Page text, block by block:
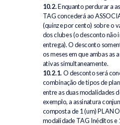
10.2.Enquanto perdurar a
TAG concederá ao
(quinze por cento) sobre o
dos clubes (o desconto não
entrega). O desconto
os meses em que ambas as
ativas simultaneamente.
10.2.1.O desconto será
combinação de tipos de
entre as duas modalidades
exemplo, a assinatura
composta de 1 (um)
modalidade TAG Inéditos e